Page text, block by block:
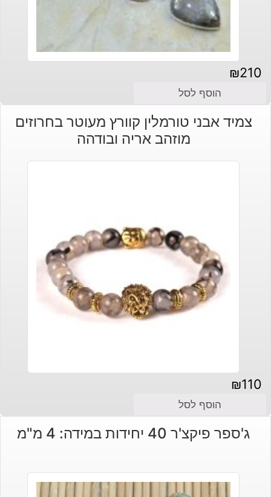
₪210
הוסף לסל
צמיד אבני טורמלין קוורץ מעוטר בחרוזים
מוזהב אריה ובודהה
₪110
הוסף לסל
ג'ספר פיקצ'ר 40 יחידות במידה: 4 מ"מ